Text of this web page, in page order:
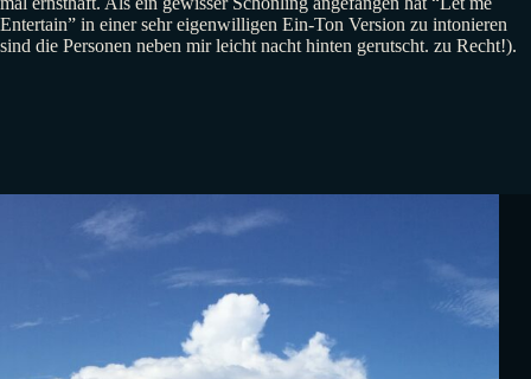
Entertain” in einer sehr eigenwilligen Ein-Ton Version zu intonieren
sind die Personen neben mir leicht nacht hinten gerutscht. zu Recht!).